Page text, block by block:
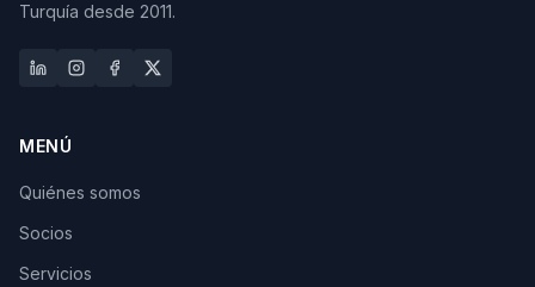
Turquía desde 2011.
MENÚ
Quiénes somos
Socios
Servicios